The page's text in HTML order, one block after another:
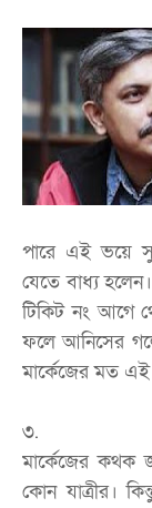
পারে এই ভয়ে
যেতে বাধ্য
টিকিট নং আগে
ফলে আনিসের
মার্কেজের মত এই
৩.
মার্কেজের কথক
কোন যাত্রীর।